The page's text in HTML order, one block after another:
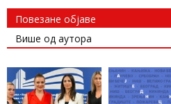
Повезане објаве
Више од аутора